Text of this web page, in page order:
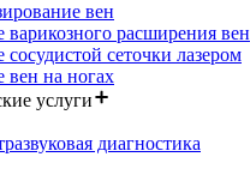
вен
варикозного расширения вен
сосудистой сеточки лазером
вен на ногах
услуги
диагностика